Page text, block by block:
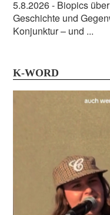
5.8.2026- Biopics
Geschichte und
Konjunktur – und ...
K-WORD